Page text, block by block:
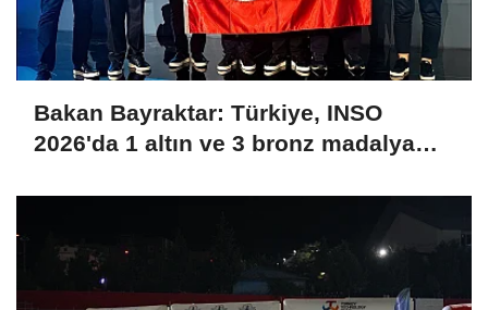
Bakan Bayraktar: Türkiye, INSO
2026'da 1 altın ve 3 bronz madalya
bir giriş yaptı